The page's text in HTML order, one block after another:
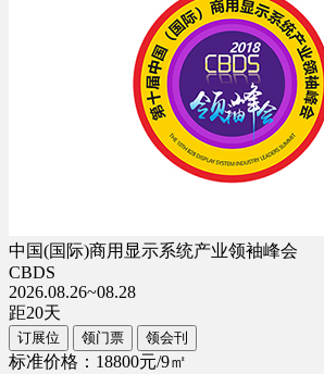
中国(国际)商用显示系统产业领袖峰会
CBDS
2026.08.26~08.28
距20天
订展位 领门票 领会刊
标准价格：18800元/9㎡